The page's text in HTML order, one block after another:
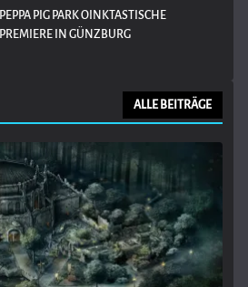
PEPPA PIG PARK OINKTASTISCHE
PREMIERE IN GÜNZBURG
ALLE BEITRÄGE